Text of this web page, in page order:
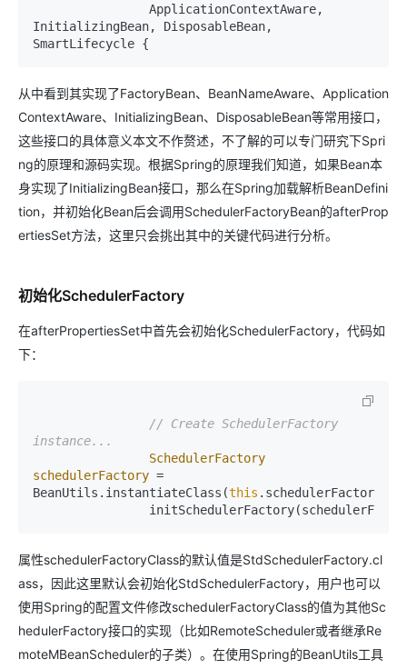
InitializingBean, DisposableBean,
SmartLifecycle {
从中看到其实现了FactoryBean、BeanNameAware、Application
ContextAware、InitializingBean、DisposableBean等常用接口，
这些接口的具体意义本文不作赘述，不了解的可以专门研究下Spri
ng的原理和源码实现。根据Spring的原理我们知道，如果Bean本
身实现了InitializingBean接口，那么在Spring加载解析BeanDefini
tion，并初始化Bean后会调用SchedulerFactoryBean的afterProp
ertiesSet方法，这里只会挑出其中的关键代码进行分析。
初始化SchedulerFactory
在afterPropertiesSet中首先会初始化SchedulerFactory，代码如
下：
// Create SchedulerFactory
instance...
SchedulerFactory
schedulerFactory =
BeanUtils.instantiateClass(this
属性schedulerFactoryClass的默认值是StdSchedulerFactory.cl
ass，因此这里默认会初始化StdSchedulerFactory，用户也可以
使用Spring的配置文件修改schedulerFactoryClass的值为其他Sc
hedulerFactory接口的实现（比如RemoteScheduler或者继承Re
moteMBeanScheduler的子类）。在使用Spring的BeanUtils工具